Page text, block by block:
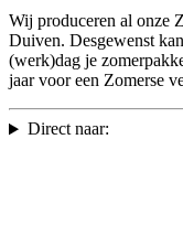
Wij produceren al onze
Duiven. Desgewenst
(werk)dag je
jaar voor een Zomerse
Direct naar: